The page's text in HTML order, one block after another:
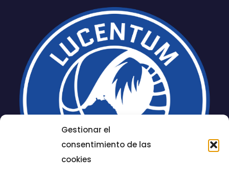
Gestionar el
consentimiento de las
cookies